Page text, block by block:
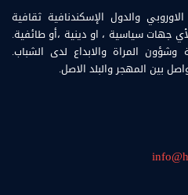
والدول الإسكندنافية ثقافية
جهات سياسية ، او دينية ،أو طائفية.
المراة والابداع لدى الشباب.
بين المهجر والبلد الاصل.